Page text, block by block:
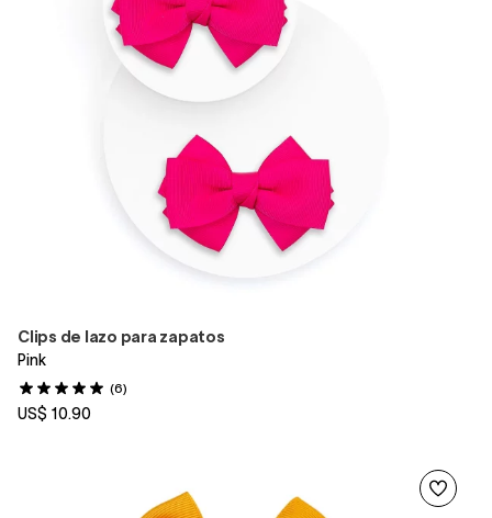
Clips de lazo para zapatos
Pink
(6)
US$ 10.90